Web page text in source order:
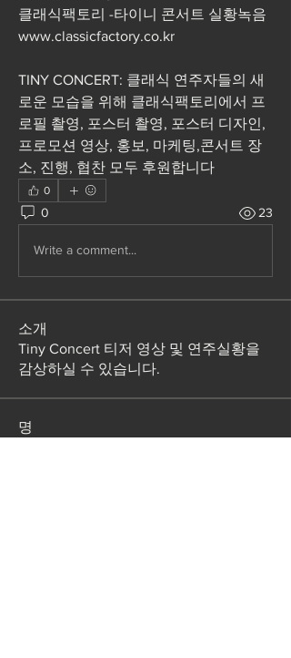
www.classicfactory.co.kr
TINY CONCERT: 클래식 연주자들의 새
로운 모습을 위해 클래식팩토리에서 프
로필 촬영, 포스터 촬영, 포스터 디자인,
프로모션 영상, 홍보, 마케팅,콘서트 장
소, 진행, 협찬 모두 후원합니다
0
0 23
Write a comment...
소개
Tiny Concert 티저 영상 및 연주실황을
감상하실 수 있습니다.
명